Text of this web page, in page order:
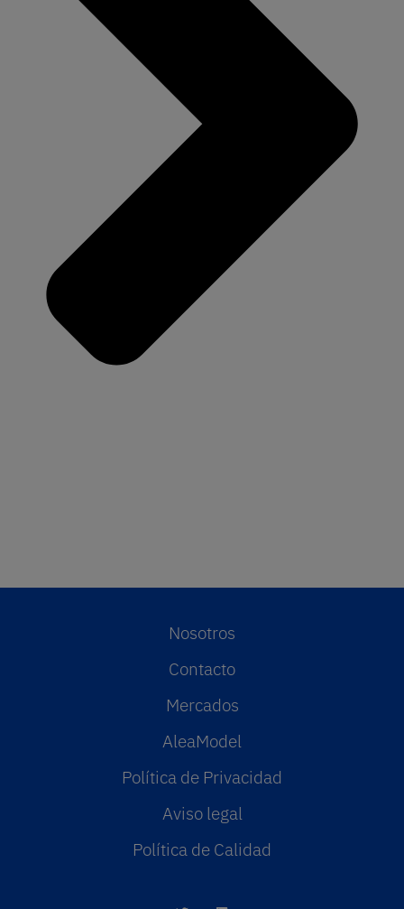
Nosotros
Contacto
Mercados
AleaModel
Política de Privacidad
Aviso legal
Política de Calidad